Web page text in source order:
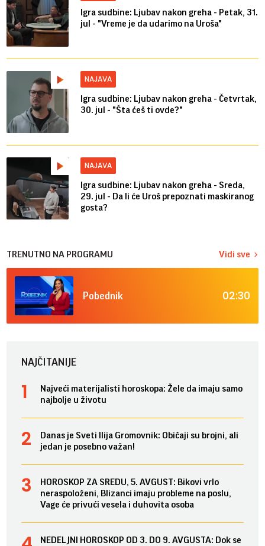
Igra sudbine: Ljubav nakon greha - Petak, 31.
jul - "Vreme je da udarimo na Uroša"
NAJAVA
Igra sudbine: Ljubav nakon greha - Četvrtak,
30. jul - "Šta ćeš ti ovde?"
NAJAVA
Igra sudbine: Ljubav nakon greha - Sreda,
29. jul - Da li će Uroš prepoznati maskiranog
gosta?
TRENUTNO NA PROGRAMU Vidi sve
Pobednik 02:30
NAJČITANIJE
Najveći materijalisti horoskopa: Žele da imaju samo
najbolje u životu
Danas je Sveti Ilija Gromovnik: Običaji su brojni, ali
jedan je posebno važan!
HOROSKOP ZA SREDU, 5. AVGUST: Bikovi vrlo
neraspoloženi, Blizanci imaju probleme na poslu,
Vage će privući vesela i duhovita osoba
NEDELJNI HOROSKOP OD 3. DO 9. AVGUSTA: Dok se